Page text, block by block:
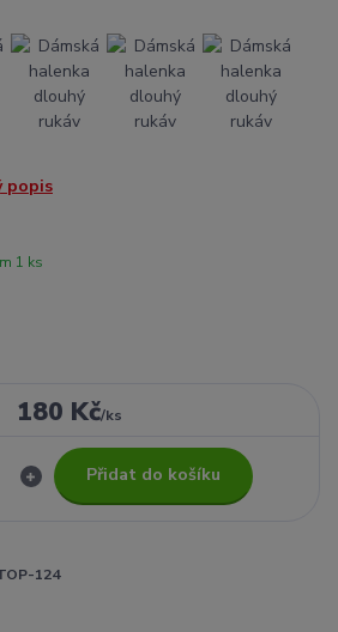
popis
1 ks
180 Kč/ks
Přidat do košíku
124